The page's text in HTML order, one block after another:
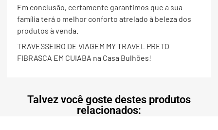
Em conclusão, certamente garantimos que a sua
família terá o melhor conforto atrelado à beleza dos
produtos à venda.
TRAVESSEIRO DE VIAGEM MY TRAVEL PRETO –
FIBRASCA EM CUIABA na Casa Bulhões!
Talvez você goste destes produtos
relacionados: